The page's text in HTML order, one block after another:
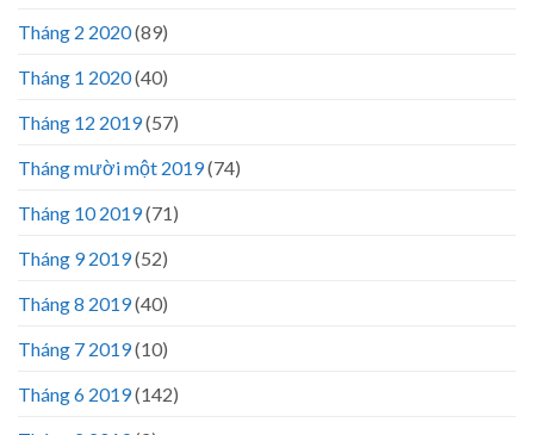
Tháng 2 2020(89)
Tháng 1 2020(40)
Tháng 12 2019(57)
Tháng mười một 2019(74)
Tháng 10 2019(71)
Tháng 9 2019(52)
Tháng 8 2019(40)
Tháng 7 2019(10)
Tháng 6 2019(142)